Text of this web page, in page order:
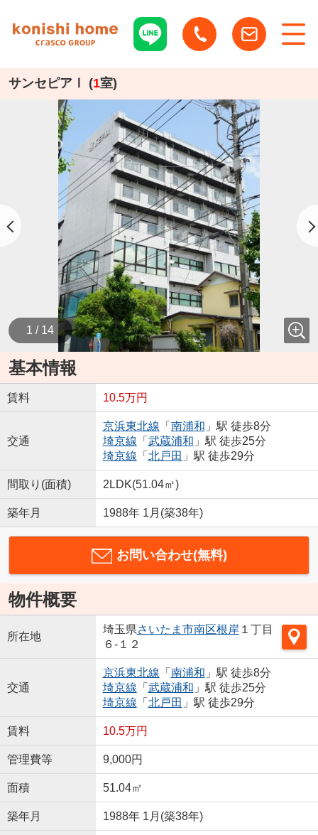
サンセピアⅠ (1室)
1 / 14
基本情報
賃料 10.5万円
交通
京浜東北線 「 南浦和 」駅 徒歩8分
埼京線 「 武蔵浦和 」駅 徒歩25分
埼京線 「 北戸田 」駅 徒歩29分
間取り(面積) 2LDK(51.04㎡)
築年月 1988年 1月(築38年)
お問い合わせ(無料)
物件概要
所在地
埼玉県さいたま市南区根岸 １丁目
６-１２
交通
京浜東北線 「 南浦和 」駅 徒歩8分
埼京線 「 武蔵浦和 」駅 徒歩25分
埼京線 「 北戸田 」駅 徒歩29分
賃料 10.5万円
管理費等 9,000円
面積 51.04㎡
築年月 1988年 1月(築38年)